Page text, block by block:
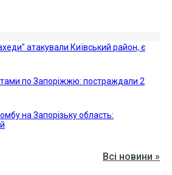
атакували Київський район, є
по Запоріжжю: постраждали 2
на Запорізьку область:
Всі новини »